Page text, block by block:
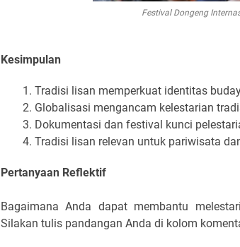
Festival Dongeng
Kesimpulan
Tradisi lisan memperkuat identitas
Globalisasi mengancam kelestarian
Dokumentasi dan festival kunci
Tradisi lisan relevan untuk pariwisata
Pertanyaan Reflektif
Bagaimana Anda dapat membantu
Silakan tulis pandangan Anda di kolom